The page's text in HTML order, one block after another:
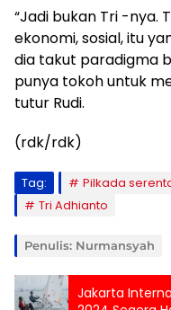
“Jadi bukan Tri -nya.
ekonomi, sosial, itu
dia takut paradigma
punya tokoh untuk
tutur Rudi.
(rdk/rdk)
Tag: Pilkada
Tri Adhianto
Penulis: Nurmansyah
Jakarta